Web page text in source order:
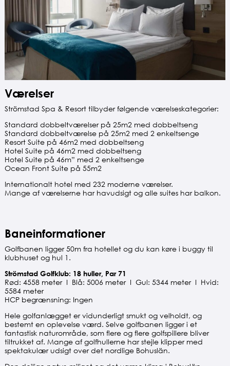
Værelser
Strömstad Spa & Resort tilbyder følgende værelseskategorier:
Standard dobbeltværelser på 25m2 med dobbeltseng
Standard dobbeltværelse på 25m2 med 2 enkeltsenge
Resort Suite på 46m2 med dobbeltseng
Hotel Suite på 46m2 med dobbeltseng
Hotel Suite på 46m” med 2 enkeltsenge
Ocean Front Suite på 55m2
Internationalt hotel med 232 moderne værelser.
Mange af værelserne har havudsigt og alle suites har balkon.
Baneinformationer
Golfbanen ligger 50m fra hotellet og du kan køre i buggy til
klubhuset og hul 1.
Strömstad Golfklub: 18 huller, Par 71
Rød: 4558 meter I Blå: 5006 meter I Gul: 5344 meter I Hvid:
5584 meter
HCP begrænsning: Ingen
Hele golfanlægget er vidunderligt smukt og velholdt, og
bestemt en oplevelse værd. Selve golfbanen ligger i et
fantastisk naturområde, som flere og flere golfspillere bliver
tiltrukket af. Mange af golfhullerne har stejle klipper med
spektakulær udsigt over det nordlige Bohuslän.